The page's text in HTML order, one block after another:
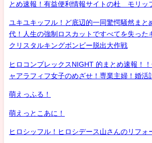
とめ速報！有益便利情報サイトの杜 モリッ
ユキユキッフル！ど底辺的一同驚愕騒然まと
代！人生の強制ロスカットですべてを失った
クリスタルキングボンビー脱出大作戦
ヒロコンプレックスNIGHT 的まとめ速報！
ャアラフィフ女子のめざせ！専業主婦！婚活
萌えっふる！
萌えっとこあに！
ヒロシッフル！ヒロシデース山さんのリフォ